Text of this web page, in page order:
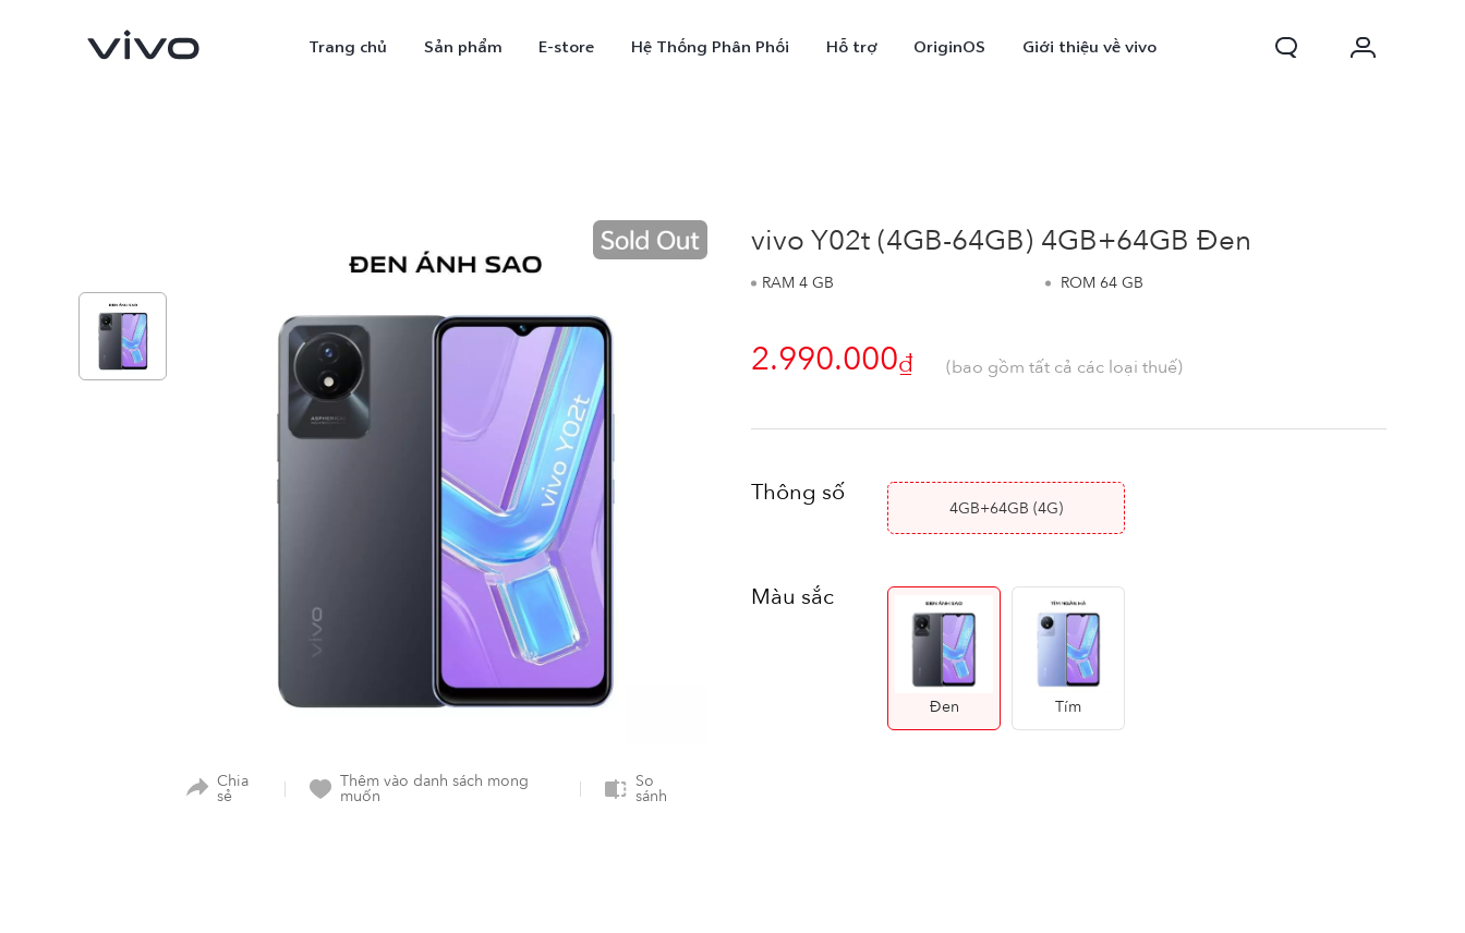
Trang chủ Sản phẩm E-store Hệ Thống Phân Phối Hỗ trợ OriginOS Giới thiệu về vivo
X300 Ultra X300 Pro X300 V70 mới V70 FE mới Y31d
Chia
sẻ
Thêm vào danh sách mong
muốn
So
sánh
vivo Y02t (4GB-64GB) 4GB+64GB Đen
RAM 4 GB ROM 64 GB
2.990.000₫ (bao gồm tất cả các loại thuế)
Thông số
4GB+64GB (4G)
Màu sắc
Đen Tím